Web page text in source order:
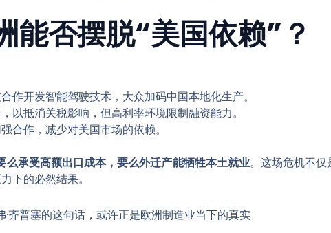
能否摆脱“美国依赖”？
作开发智能驾驶技术，大众加码中国本地化生产。
以抵消关税影响，但高利率环境限制融资能力。
合作，减少对美国市场的依赖。
么承受高额出口成本，要么外迁产能牺牲本土就业。这场危机不仅
下的必然结果。
·齐普塞的这句话，或许正是欧洲制造业当下的真实